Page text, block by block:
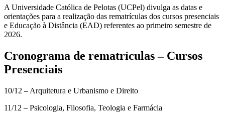
A Universidade Católica de Pelotas (UCPel) divulga as datas e
orientações para a realização das rematrículas dos cursos presenciais
e Educação à Distância (EAD) referentes ao primeiro semestre de
2026.
Cronograma de rematrículas – Cursos
Presenciais
10/12 – Arquitetura e Urbanismo e Direito
11/12 – Psicologia, Filosofia, Teologia e Farmácia